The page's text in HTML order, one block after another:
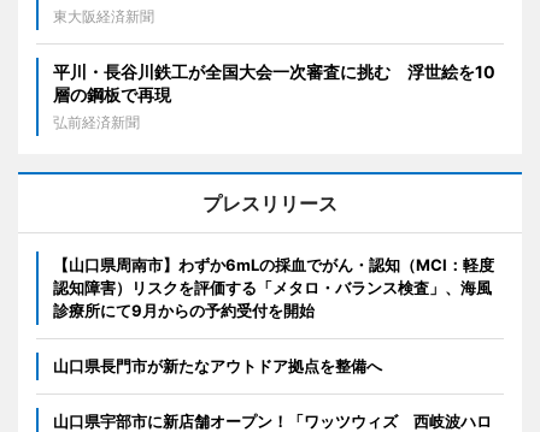
東大阪経済新聞
平川・長谷川鉄工が全国大会一次審査に挑む 浮世絵を10
層の鋼板で再現
弘前経済新聞
プレスリリース
【山口県周南市】わずか6mLの採血でがん・認知（MCI：軽度
認知障害）リスクを評価する「メタロ・バランス検査」、海風
診療所にて9月からの予約受付を開始
山口県長門市が新たなアウトドア拠点を整備へ
山口県宇部市に新店舗オープン！「ワッツウィズ 西岐波ハロ